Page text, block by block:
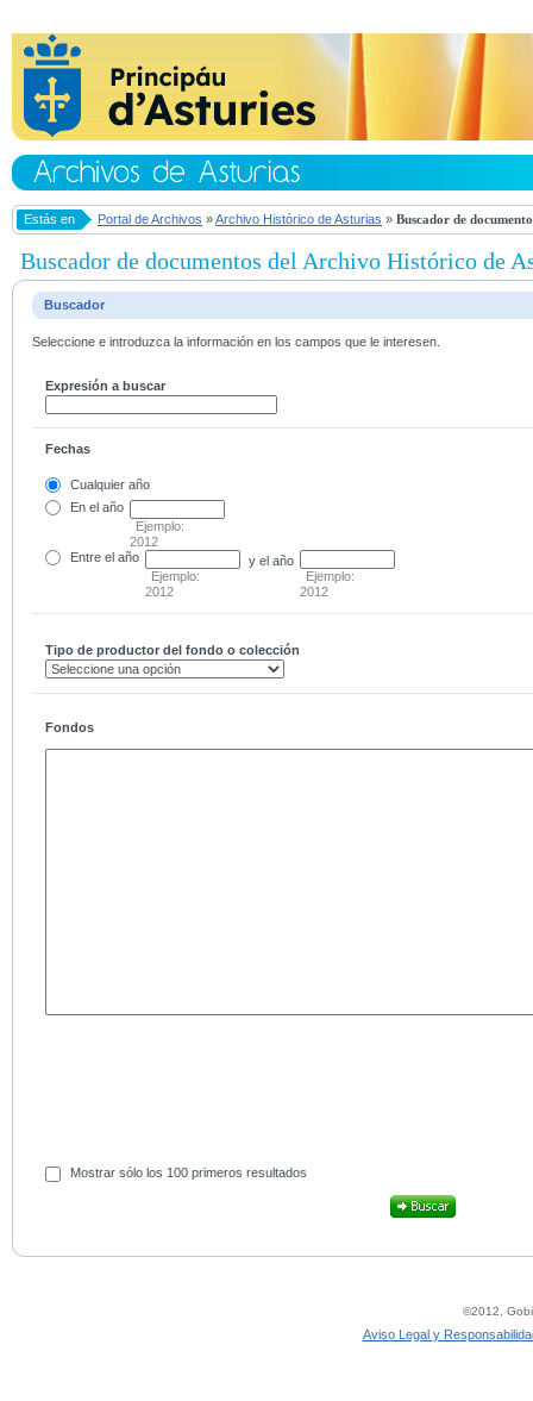
Estás en Portal de Archivos »Archivo Histórico de Asturias » Buscador de
Buscador de documentos del Archivo Histórico de
Buscador
Seleccione e introduzca la información en los campos que le interesen.
Expresión a buscar
Fechas
Cualquier año
En el año
Ejemplo:
2012
Entre el año
Ejemplo:
2012
y el año
Ejemplo:
2012
Tipo de productor del fondo o colección
Fondos
Mostrar sólo los 100 primeros resultados
©2012,
Aviso Legal y